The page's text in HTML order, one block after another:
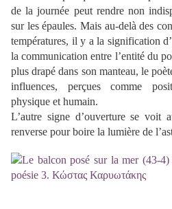
de la journée peut rendre non
sur les épaules. Mais au-delà des
températures, il y a la signification
la communication entre l’entité du
plus drapé dans son manteau, le
influences, perçues comme
physique et humain.
L’autre signe d’ouverture se voit
renverse pour boire la lumière de